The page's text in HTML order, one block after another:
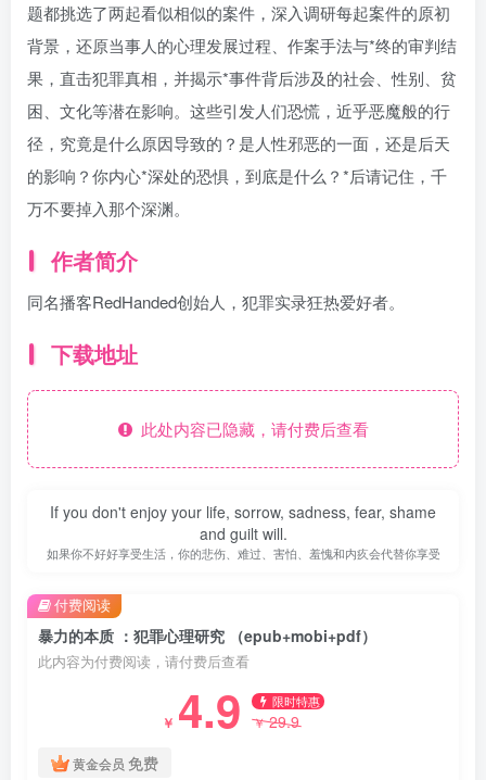
题都挑选了两起看似相似的案件，深入调研每起案件的原初
背景，还原当事人的心理发展过程、作案手法与*终的审判结
果，直击犯罪真相，并揭示*事件背后涉及的社会、性别、贫
困、文化等潜在影响。这些引发人们恐慌，近乎恶魔般的行
径，究竟是什么原因导致的？是人性邪恶的一面，还是后天
的影响？你内心*深处的恐惧，到底是什么？*后请记住，千
万不要掉入那个深渊。
作者简介
同名播客RedHanded创始人，犯罪实录狂热爱好者。
下载地址
此处内容已隐藏，请付费后查看
If you don't enjoy your life, sorrow, sadness, fear, shame
and guilt will.
如果你不好好享受生活，你的悲伤、难过、害怕、羞愧和内疚会代替你享受
暴力的本质 ：犯罪心理研究 （epub+mobi+pdf）
此内容为付费阅读，请付费后查看
￥ 4.9 限时特惠
￥29.9
黄金会员 免费
付费阅读